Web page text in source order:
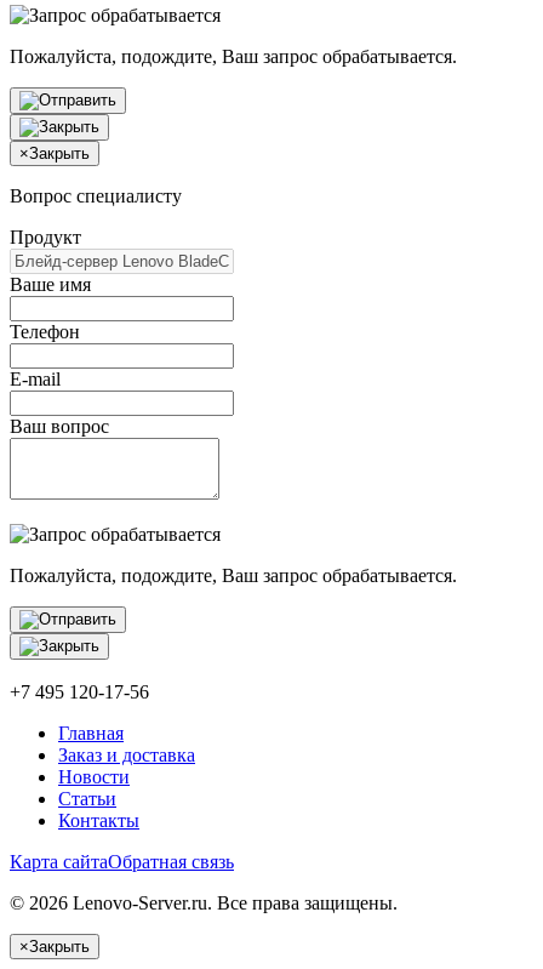
Пожалуйста, подождите, Ваш запрос обрабатывается.
×Закрыть
Вопрос специалисту
Продукт
Ваше имя
Телефон
E-mail
Ваш вопрос
Пожалуйста, подождите, Ваш запрос обрабатывается.
+7 495 120-17-56
Главная
Заказ и доставка
Новости
Статьи
Контакты
Карта сайтаОбратная связь
© 2026 Lenovo-Server.ru. Все права защищены.
×Закрыть